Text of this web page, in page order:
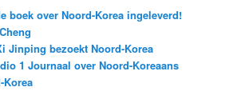
boek over Noord-Korea ingeleverd!
Jinping bezoekt Noord-Korea
1 Journaal over Noord-Koreaans
Korea